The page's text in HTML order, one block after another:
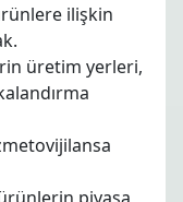
ilişkin
üretim yerleri,
piyasa